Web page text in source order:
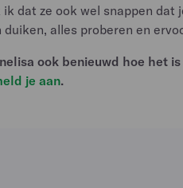
dat ze ook wel snappen dat
alles proberen en
ook benieuwd hoe het
je aan.